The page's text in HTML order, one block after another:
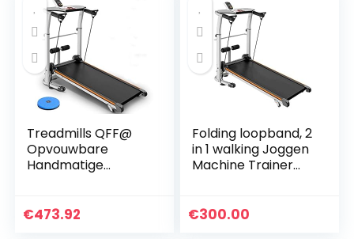
Treadmills QFF@
Opvouwbare
Handmatige
Hoogte Helling Niet
€473.92
Folding loopband, 2
in 1 walking Joggen
Machine Trainer
met
€300.00